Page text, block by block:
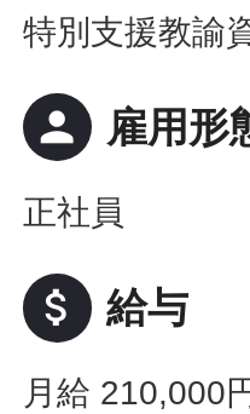
特別支援教諭
person 雇用形
正社員
attach_money 給与
月給 210,000